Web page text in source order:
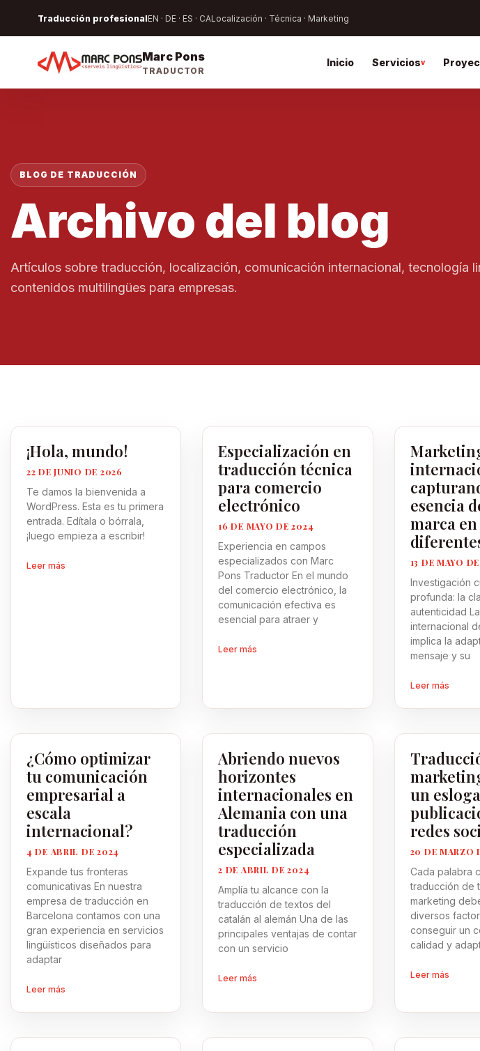
Traducción profesionalEN · DE · ES · CALocalización · Técnica · Marketing
Marc Pons
TRADUCTOR
Inicio Servicios
BLOG DE TRADUCCIÓN
Archivo del blog
Artículos sobre traducción, localización, comunicación internacional, tecnología
contenidos multilingües para empresas.
¡Hola, mundo!
22 DE JUNIO DE 2026
Te damos la bienvenida a
WordPress. Esta es tu primera
entrada. Edítala o bórrala,
¡luego empieza a escribir!
Leer más
Especialización en
traducción técnica
para comercio
electrónico
16 DE MAYO DE 2024
Experiencia en campos
especializados con Marc
Pons Traductor En el mundo
del comercio electrónico, la
comunicación efectiva es
esencial para atraer y
Leer más
esencia
marca en
13 DE MAYO
Investigación
profunda: la
autenticidad
internacional
implica la
mensaje y su
Leer más
¿Cómo optimizar
tu comunicación
empresarial a
escala
internacional?
4 DE ABRIL DE 2024
Expande tus fronteras
comunicativas En nuestra
empresa de traducción en
Barcelona contamos con una
gran experiencia en servicios
lingüísticos diseñados para
adaptar
Leer más
Abriendo nuevos
horizontes
internacionales en
Alemania con una
traducción
especializada
2 DE ABRIL DE 2024
Amplía tu alcance con la
traducción de textos del
catalán al alemán Una de las
principales ventajas de contar
con un servicio
Leer más
un
redes
20 DE MARZO
Cada palabra
traducción de
marketing
diversos
conseguir un
calidad y
Leer más